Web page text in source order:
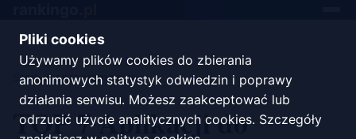
Pliki cookies
Używamy plików cookies do zbierania
anonimowych statystyk odwiedzin i poprawy
działania serwisu. Możesz zaakceptować lub
odrzucić użycie analitycznych cookies. Szczegóły
Start/oprogramowanie
TOP 7 Aplikacji do